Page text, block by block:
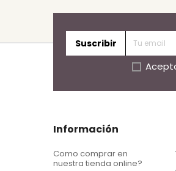
Suscribir
Información
Como comprar en
nuestra tienda online?